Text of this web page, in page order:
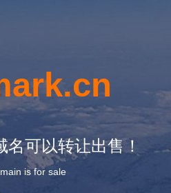
可以转让出售！
is for sale